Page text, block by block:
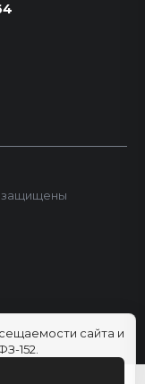
защищены
сайта и
152.